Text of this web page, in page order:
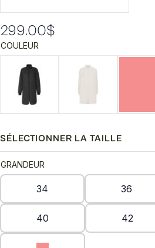
299.00$
COULEUR
SÉLECTIONNER LA TAILLE
GRANDEUR
34 36
40 42